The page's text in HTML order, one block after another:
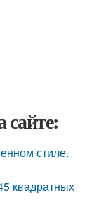
сайте:
стиле.
квадратных